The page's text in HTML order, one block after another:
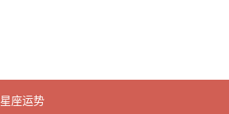
星座运势